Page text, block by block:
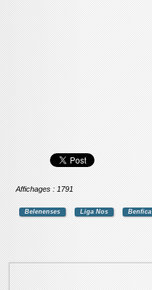
Affichages : 1791
Belenenses Liga Nos Benfica